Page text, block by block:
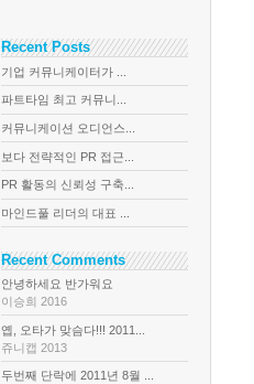
Recent Posts
기업 커뮤니케이터가 ...
파트타임 최고 커뮤니...
커뮤니케이션 오디언스...
보다 전략적인 PR 접근...
PR 활동의 신뢰성 구축...
마인드풀 리더의 대표 ...
Recent Comments
안녕하세요 반가워요
이승희 2016
옙, 오타가 맞슴다!!! 2011...
쥬니캡 2013
두번째 단락에 2011년 8월 ...